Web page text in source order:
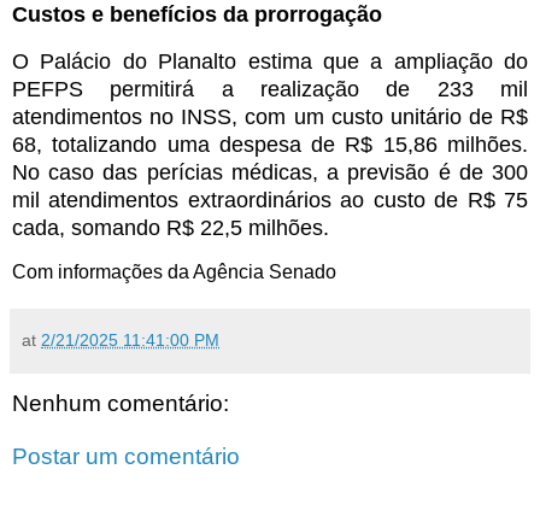
Custos e benefícios da prorrogação
O Palácio do Planalto estima que a ampliação do
PEFPS permitirá a realização de 233 mil
atendimentos no INSS, com um custo unitário de R$
68, totalizando uma despesa de R$ 15,86 milhões.
No caso das perícias médicas, a previsão é de 300
mil atendimentos extraordinários ao custo de R$ 75
cada, somando R$ 22,5 milhões.
Com informações da Agência Senado
at 2/21/2025 11:41:00 PM
Nenhum comentário:
Postar um comentário